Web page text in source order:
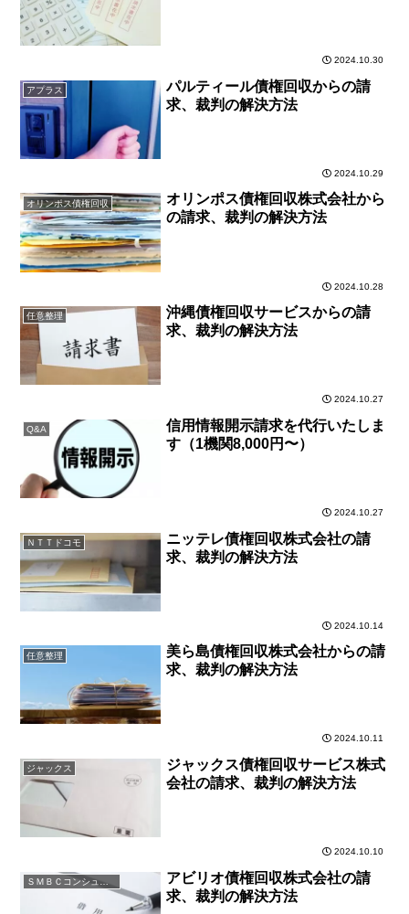
2024.10.30
アプラス
パルティール債権回収からの請
求、裁判の解決方法
2024.10.29
オリンポス債権回収
オリンポス債権回収株式会社から
の請求、裁判の解決方法
2024.10.28
任意整理
沖縄債権回収サービスからの請
求、裁判の解決方法
2024.10.27
Q&A
信用情報開示請求を代行いたしま
す（1機関8,000円〜）
2024.10.27
ＮＴＴドコモ
ニッテレ債権回収株式会社の請
求、裁判の解決方法
2024.10.14
任意整理
美ら島債権回収株式会社からの請
求、裁判の解決方法
2024.10.11
ジャックス
ジャックス債権回収サービス株式
会社の請求、裁判の解決方法
2024.10.10
ＳＭＢＣコンシューマーファイナンス
アビリオ債権回収株式会社の請
求、裁判の解決方法